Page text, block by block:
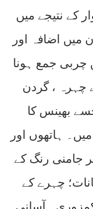
کے نتیجے میں
میں اضافہ اور
جمع ہونا
چہرہ ، گردن
بھینس کا
ہاتھوں اور
پر جامنی رنگ کے
چہرے کے